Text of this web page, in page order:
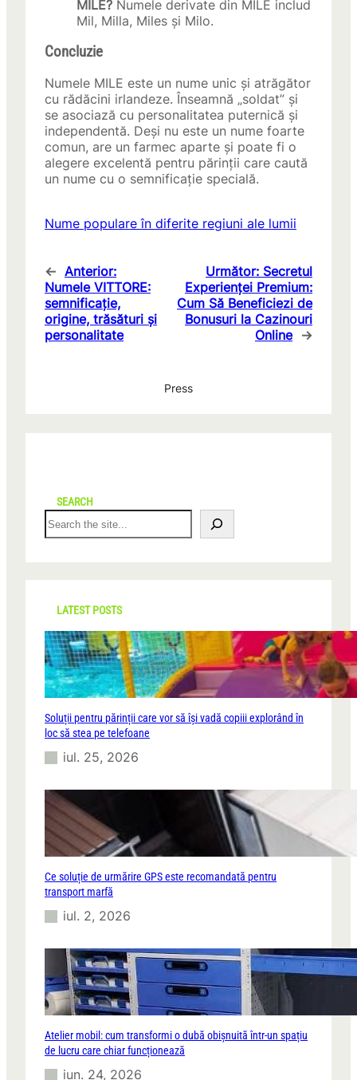
MILE? Numele derivate din MILE includ
Mil, Milla, Miles și Milo.
Concluzie
Numele MILE este un nume unic și atrăgător
cu rădăcini irlandeze. Înseamnă „soldat” și
se asociază cu personalitatea puternică și
independentă. Deși nu este un nume foarte
comun, are un farmec aparte și poate fi o
alegere excelentă pentru părinții care caută
un nume cu o semnificație specială.
Nume populare în diferite regiuni ale lumii
← Anterior:
Numele VITTORE:
semnificație,
origine, trăsături și
personalitate
Următor: Secretul
Experienței Premium:
Cum Să Beneficiezi de
Bonusuri la Cazinouri
Online →
Press
SEARCH
S
e
r
c
LATEST POSTS
Soluții pentru părinții care vor să își vadă copiii explorând în
loc să stea pe telefoane
iul. 25, 2026
Ce soluție de urmărire GPS este recomandată pentru
transport marfă
iul. 2, 2026
Atelier mobil: cum transformi o dubă obișnuită într-un spațiu
de lucru care chiar funcționează
iun. 24, 2026